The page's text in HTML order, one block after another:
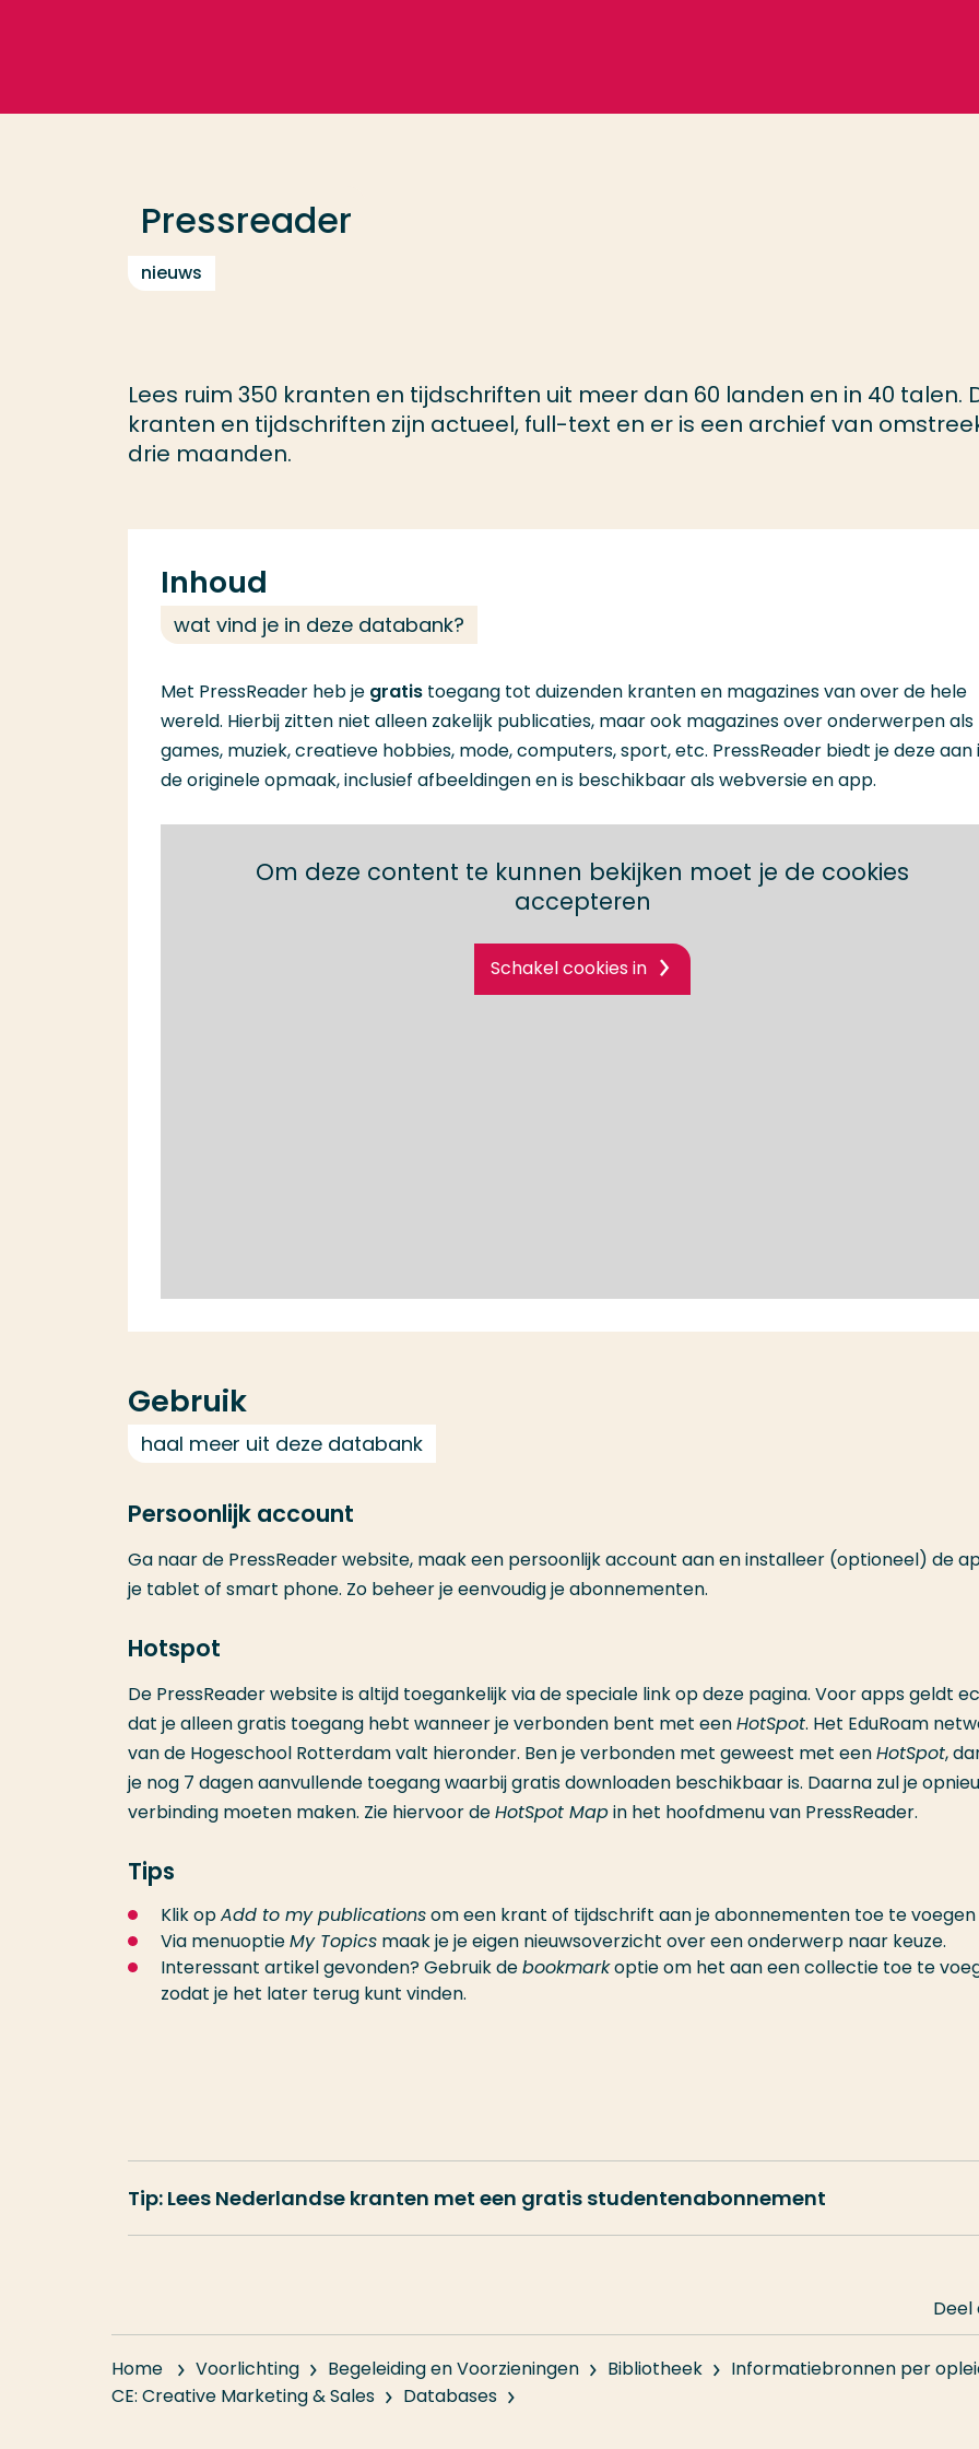
Pressreader
nieuws
Lees ruim 350 kranten en tijdschriften uit meer dan 60 landen en in 40 talen.
kranten en tijdschriften zijn actueel, full-text en er is een archief van
drie maanden.
Inhoud
wat vind je in deze databank?
Met PressReader heb je gratis toegang tot duizenden kranten en magazines van over de hele
wereld. Hierbij zitten niet alleen zakelijk publicaties, maar ook magazines over onderwerpen als
games, muziek, creatieve hobbies, mode, computers, sport, etc. PressReader biedt je deze aan
de originele opmaak, inclusief afbeeldingen en is beschikbaar als webversie en app.
Om deze content te kunnen bekijken moet je de cookies
accepteren
Schakel cookies in
Gebruik
haal meer uit deze databank
Persoonlijk account
Ga naar de PressReader website, maak een persoonlijk account aan en installeer (optioneel) de
je tablet of smart phone. Zo beheer je eenvoudig je abonnementen.
Hotspot
De PressReader website is altijd toegankelijk via de speciale link op deze pagina. Voor apps geldt
dat je alleen gratis toegang hebt wanneer je verbonden bent met eenHotSpot. Het EduRoam
van de Hogeschool Rotterdam valt hieronder. Ben je verbonden met geweest met eenHotSpot,
je nog 7 dagen aanvullende toegang waarbij gratis downloaden beschikbaar is. Daarna zul je
verbinding moeten maken. Zie hiervoor deHotSpot Mapin het hoofdmenu van PressReader.
Tips
Klik opAdd to my publicationsom een krant of tijdschrift aan je abonnementen toe te voegen
Via menuoptieMy Topics maak je je eigen nieuwsoverzicht over een onderwerp naar keuze.
Interessant artikel gevonden? Gebruik debookmarkoptie om het aan een collectie toe te
zodat je het later terug kunt vinden.
Tip: Lees Nederlandse kranten met een gratis studentenabonnement
Home Voorlichting Begeleiding en Voorzieningen Bibliotheek
Informatiebronnen per
CE: Creative Marketing & Sales
Databases